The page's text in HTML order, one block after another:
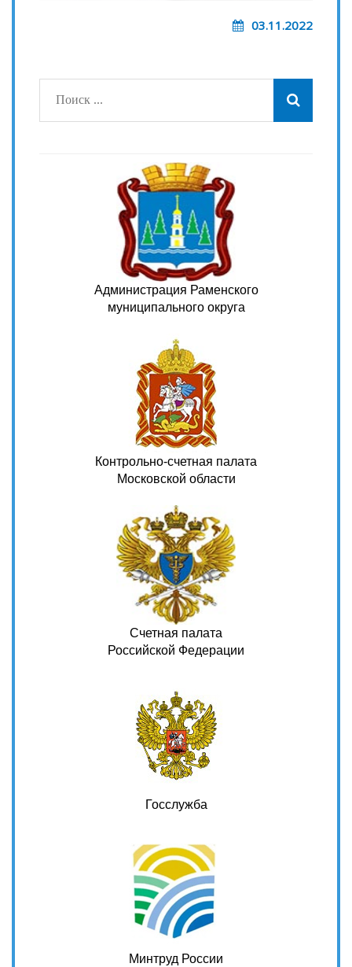
03.11.2022
Администрация Раменского
муниципального округа
Контрольно-счетная палата
Московской области
Счетная палата
Российской Федерации
Госслужба
Минтруд России